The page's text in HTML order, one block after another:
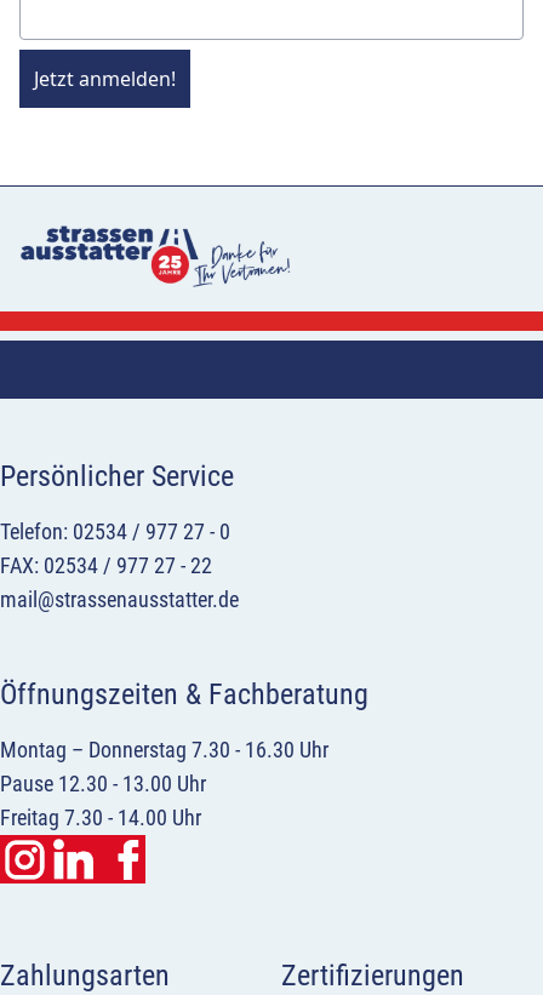
Jetzt anmelden!
Persönlicher Service
Telefon: 02534 / 977 27 - 0
FAX: 02534 / 977 27 - 22
mail@strassenausstatter.de
Öffnungszeiten & Fachberatung
Montag – Donnerstag 7.30 - 16.30 Uhr
Pause 12.30 - 13.00 Uhr
Freitag 7.30 - 14.00 Uhr
Zahlungsarten Zertifizierungen